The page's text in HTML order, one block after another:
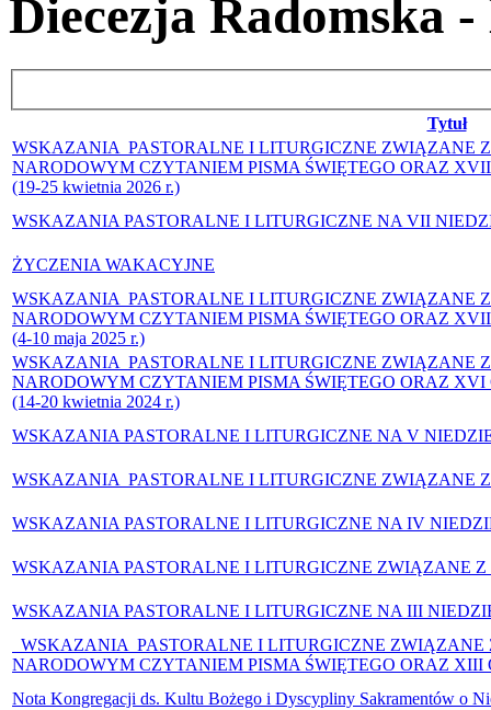
Diecezja Radomska
Tytuł
WSKAZANIA PASTORALNE I LITURGICZNE ZWIĄZANE
NARODOWYM CZYTANIEM PISMA ŚWIĘTEGO ORAZ
(19-25 kwietnia 2026 r.)
WSKAZANIA PASTORALNE I LITURGICZNE NA VII
ŻYCZENIA WAKACYJNE
WSKAZANIA PASTORALNE I LITURGICZNE ZWIĄZANE
NARODOWYM CZYTANIEM PISMA ŚWIĘTEGO ORAZ
(4-10 maja 2025 r.)
WSKAZANIA PASTORALNE I LITURGICZNE ZWIĄZANE
NARODOWYM CZYTANIEM PISMA ŚWIĘTEGO ORAZ
(14-20 kwietnia 2024 r.)
WSKAZANIA PASTORALNE I LITURGICZNE NA V
WSKAZANIA PASTORALNE I LITURGICZNE ZWIĄZANE
WSKAZANIA PASTORALNE I LITURGICZNE NA IV
WSKAZANIA PASTORALNE I LITURGICZNE ZWIĄZANE
WSKAZANIA PASTORALNE I LITURGICZNE NA III
WSKAZANIA PASTORALNE I LITURGICZNE
NARODOWYM CZYTANIEM PISMA ŚWIĘTEGO ORAZ
Nota Kongregacji ds. Kultu Bożego i Dyscypliny Sakramentów o